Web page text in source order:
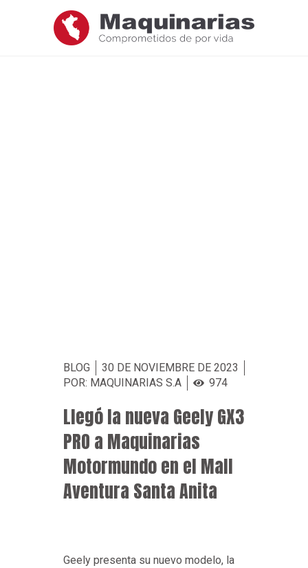
BLOG
30 DE NOVIEMBRE DE 2023
POR: MAQUINARIAS S.A
974
Llegó la nueva Geely GX3
PRO a Maquinarias
Motormundo en el Mall
Aventura Santa Anita
Geely presenta su nuevo modelo, la